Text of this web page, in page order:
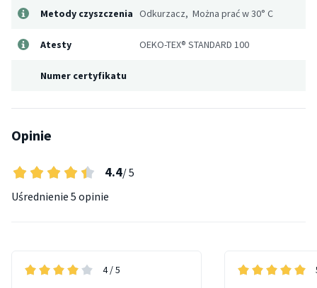
Metody czyszczenia Odkurzacz, Można prać w 30° C
Atesty OEKO-TEX® STANDARD 100
Numer certyfikatu
Opinie
4.4/ 5
Uśrednienie 5 opinie
4 / 5